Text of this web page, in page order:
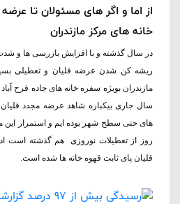
از اما و اگر های مسئولان تا
خانه های مرکز مازندران
در سال گذشته و با افزایش بازرسی ها و
ریشه کن شدن عرضه قلیان و تعطیلی
مازندران بویژه سفره خانه های جاده فرح آباد
سال جاری بیکباره شاهد عرضه مجدد
روز از تعطیلات نوروزی هم گذشته است
قلیان پای ثابت قهوه خانه ها شده است.